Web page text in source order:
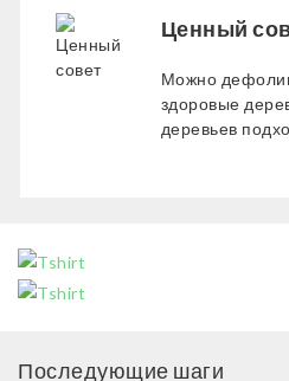
Ценный
Можно
здоровые
деревьев
Последующие шаги